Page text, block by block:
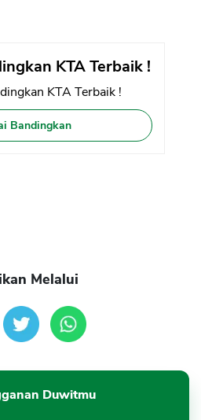
KTA Terbaik !
KTA Terbaik !
Bandingkan
Melalui
Duwitmu